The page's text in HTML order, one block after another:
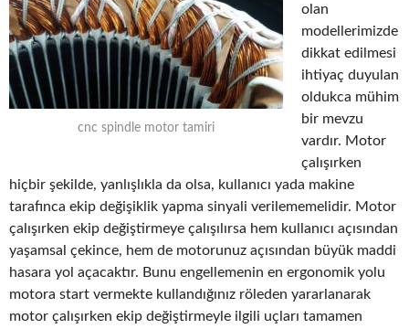
cnc spindle motor tamiri
olan
modellerimizde
dikkat edilmesi
ihtiyaç duyulan
oldukca mühim
bir mevzu
vardır. Motor
çalışırken
hiçbir şekilde, yanlışlıkla da olsa, kullanıcı yada makine
tarafınca ekip değişiklik yapma sinyali verilememelidir. Motor
çalışırken ekip değiştirmeye çalışılırsa hem kullanıcı açısından
yaşamsal çekince, hem de motorunuz açısından büyük maddi
hasara yol açacaktır. Bunu engellemenin en ergonomik yolu
motora start vermekte kullandığınız röleden yararlanarak
motor çalışırken ekip değiştirmeyle ilgili uçları tamamen